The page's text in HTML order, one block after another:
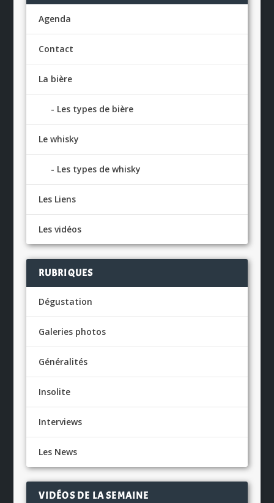
Agenda
Contact
La bière
Les types de bière
Le whisky
Les types de whisky
Les Liens
Les vidéos
RUBRIQUES
Dégustation
Galeries photos
Généralités
Insolite
Interviews
Les News
VIDÉOS DE LA SEMAINE